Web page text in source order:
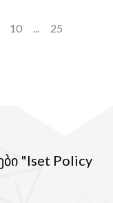
10 ... 25
"Iset Policy